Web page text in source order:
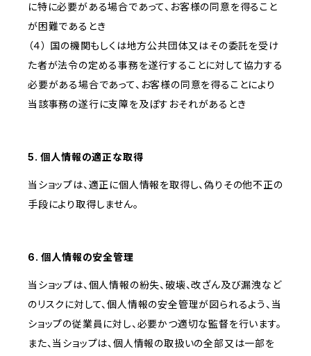
に特に必要がある場合であって、お客様の同意を得ること
が困難であるとき
（４） 国の機関もしくは地方公共団体又はその委託を受け
た者が法令の定める事務を遂行することに対して協力する
必要がある場合であって、お客様の同意を得ることにより
当該事務の遂行に支障を及ぼすおそれがあるとき
5. 個人情報の適正な取得
当ショップは、適正に個人情報を取得し、偽りその他不正の
手段により取得しません。
6. 個人情報の安全管理
当ショップは、個人情報の紛失、破壊、改ざん及び漏洩など
のリスクに対して、個人情報の安全管理が図られるよう、当
ショップの従業員に対し、必要かつ適切な監督を行います。
また、当ショップは、個人情報の取扱いの全部又は一部を